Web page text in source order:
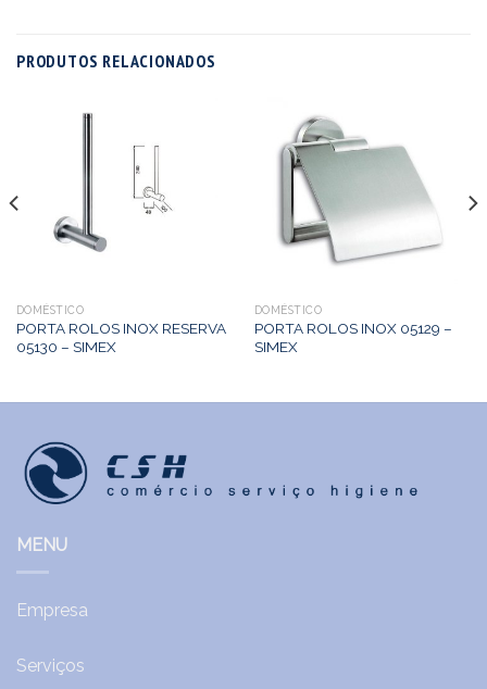
PRODUTOS RELACIONADOS
DOMÉSTICO
PORTA ROLOS INOX RESERVA
05130 – SIMEX
DOMÉSTICO
PORTA ROLOS INOX 05129 –
SIMEX
MENU
Empresa
Serviços